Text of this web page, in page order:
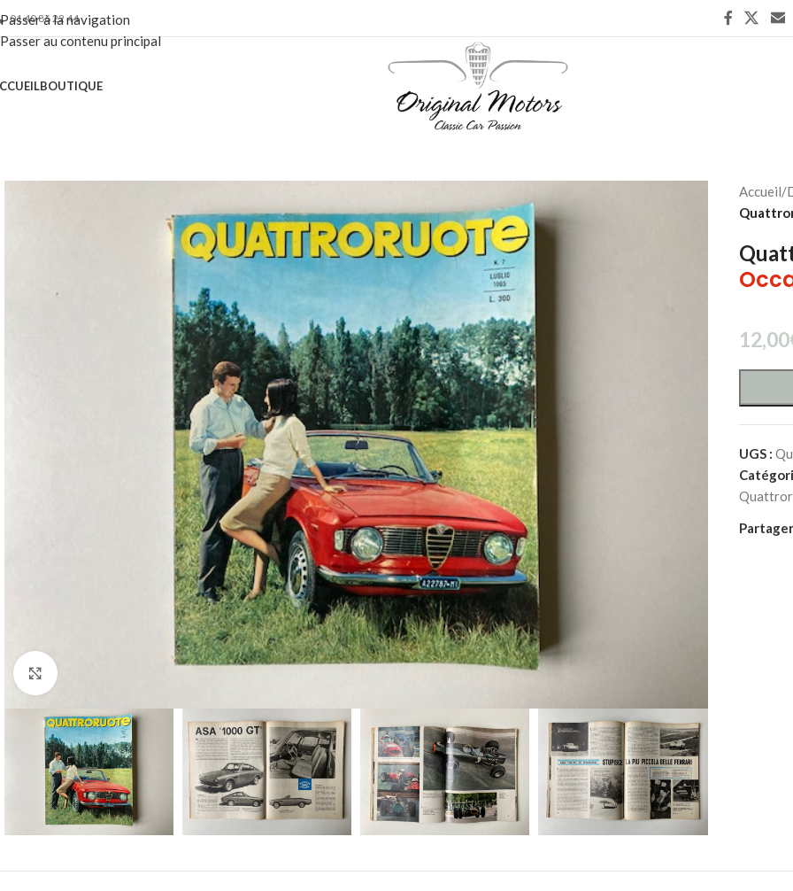
Passer à la navigation
Passer au contenu principal
01 40 86 22 44
BOUTIQUE
Accueil/
12,00
UGS :